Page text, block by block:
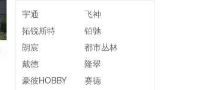
宇通
飞神
拓锐斯特
铂驰
朗宸
都市丛林
戴德
隆翠
豪彼HOBBY
赛德